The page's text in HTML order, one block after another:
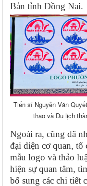
Bản tỉnh Đồng Nai.
Tiến sĩ Nguyễn Văn
thao và Du lịch
Ngoài ra, cũng đã
đại diện cơ quan, tổ
mẫu logo và thảo
hiện sự quan tâm,
bổ sung các chi tiết